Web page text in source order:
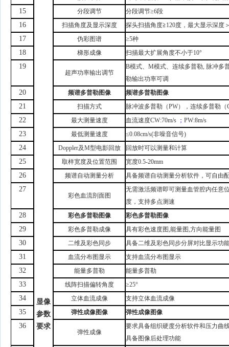
显像
参数
要求
15 分段调节 分段调节≥6段
16 扫描角度及 显示深度 探头扫描角度≧120度，最大显示深度
17 伪彩图谱 ≥5种
18 梯形成像 扫描最大扩展角度不小于10°
19
超声功率输出调节
B模式、M模式、连续多普勒, 脉冲多
勒输出功率可调
20 频谱多普勒图像 频谱多普勒图像
21 扫描方式 脉冲波多普勒 （PW） ，连续多普勒 （
22 最大测量速度 血流速度CW:70m/s ；PW:8m/s
23 最低测量速度 ≤0.08cm/s(非噪音信号)
24 Doppler及M型电影回放 回放时可以测量和计算
25 取样宽度及位置范围 宽度0.5-20mm
26 频谱自动测量分析 具备频谱自动测量分析软件，可自由
27
彩色血流剖面图
无需激活频谱即可测量血管腔内任意
度，支持多点测速
28 彩色多普勒图像 彩色多普勒图像
29 彩色多普勒成像 具有彩色速度图,能量图,方向能量图
30 二维及彩色同步 具备二维及彩色同步分屏对比显示功
31 血流分布图显示 支持血流分布图显示
32 能量多普勒 能量多普勒
33 线阵扫描偏转角度 ≥25°
34 立体血流成像 支持立体血流成像
35 弹性成像图像 弹性成像图像
36
弹性成像
要求具备组织硬度分析软件和压力曲
具备图像后处理功能